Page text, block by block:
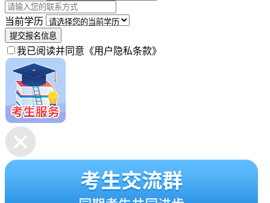
当前学历
提交报名信息
我已阅读并同意 《用户隐私条款》